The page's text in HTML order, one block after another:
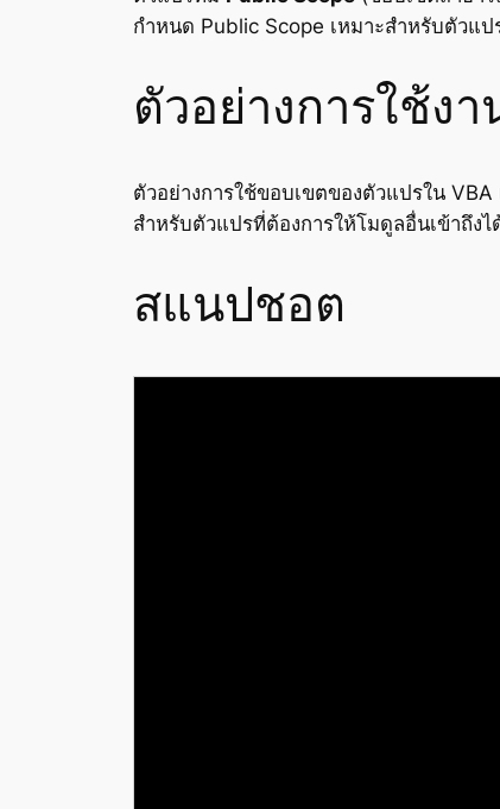
กำหนด Public Scope เหมาะสำหรับตัวแ
ตัวอย่างการใช้งา
ตัวอย่างการใช้ขอบเขตของตัวแปรใน VBA
สำหรับตัวแปรที่ต้องการให้โมดูลอื่นเข้าถึง
สแนปชอต